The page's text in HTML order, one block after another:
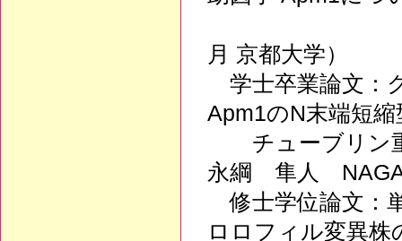
月 京都大学）
学士卒業論文：
Apm1のN末端短
チューブリン
永綱 隼人
修士学位論文：
ロロフィル変異株